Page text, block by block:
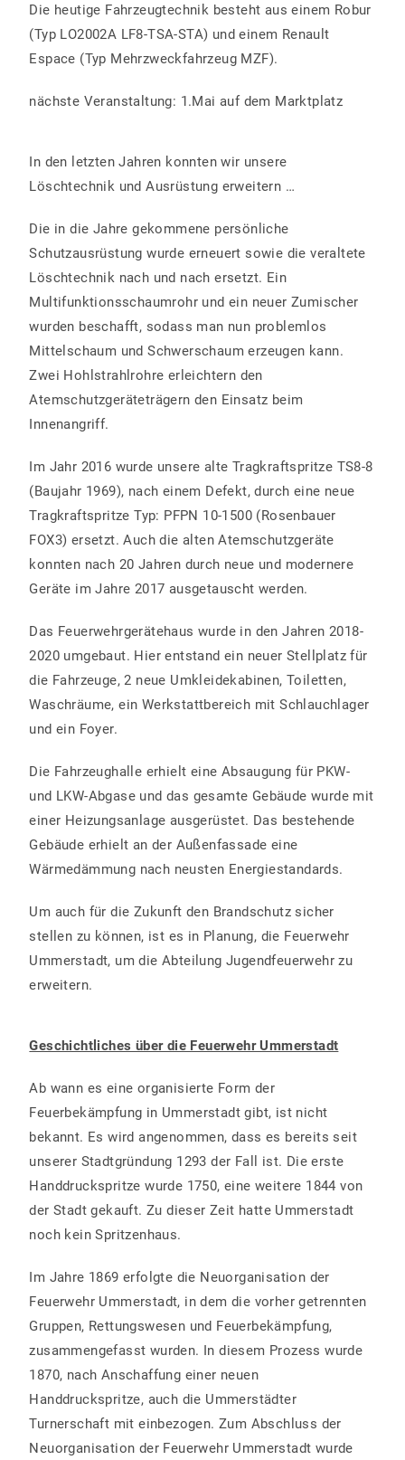
Die heutige Fahrzeugtechnik besteht aus einem Robur
(Typ LO2002A LF8-TSA-STA) und einem Renault
Espace (Typ Mehrzweckfahrzeug MZF).
nächste Veranstaltung: 1.Mai auf dem Marktplatz
In den letzten Jahren konnten wir unsere
Löschtechnik und Ausrüstung erweitern …
Die in die Jahre gekommene persönliche
Schutzausrüstung wurde erneuert sowie die veraltete
Löschtechnik nach und nach ersetzt. Ein
Multifunktionsschaumrohr und ein neuer Zumischer
wurden beschafft, sodass man nun problemlos
Mittelschaum und Schwerschaum erzeugen kann.
Zwei Hohlstrahlrohre erleichtern den
Atemschutzgeräteträgern den Einsatz beim
Innenangriff.
Im Jahr 2016 wurde unsere alte Tragkraftspritze TS8-8
(Baujahr 1969), nach einem Defekt, durch eine neue
Tragkraftspritze Typ: PFPN 10-1500 (Rosenbauer
FOX3) ersetzt. Auch die alten Atemschutzgeräte
konnten nach 20 Jahren durch neue und modernere
Geräte im Jahre 2017 ausgetauscht werden.
Das Feuerwehrgerätehaus wurde in den Jahren 2018-
2020 umgebaut. Hier entstand ein neuer Stellplatz für
die Fahrzeuge, 2 neue Umkleidekabinen, Toiletten,
Waschräume, ein Werkstattbereich mit Schlauchlager
und ein Foyer.
Die Fahrzeughalle erhielt eine Absaugung für PKW-
und LKW-Abgase und das gesamte Gebäude wurde mit
einer Heizungsanlage ausgerüstet. Das bestehende
Gebäude erhielt an der Außenfassade eine
Wärmedämmung nach neusten Energiestandards.
Um auch für die Zukunft den Brandschutz sicher
stellen zu können, ist es in Planung, die Feuerwehr
Ummerstadt, um die Abteilung Jugendfeuerwehr zu
erweitern.
Geschichtliches über die Feuerwehr Ummerstadt
Ab wann es eine organisierte Form der
Feuerbekämpfung in Ummerstadt gibt, ist nicht
bekannt. Es wird angenommen, dass es bereits seit
unserer Stadtgründung 1293 der Fall ist. Die erste
Handdruckspritze wurde 1750, eine weitere 1844 von
der Stadt gekauft. Zu dieser Zeit hatte Ummerstadt
noch kein Spritzenhaus.
Im Jahre 1869 erfolgte die Neuorganisation der
Feuerwehr Ummerstadt, in dem die vorher getrennten
Gruppen, Rettungswesen und Feuerbekämpfung,
zusammengefasst wurden. In diesem Prozess wurde
1870, nach Anschaffung einer neuen
Handdruckspritze, auch die Ummerstädter
Turnerschaft mit einbezogen. Zum Abschluss der
Neuorganisation der Feuerwehr Ummerstadt wurde